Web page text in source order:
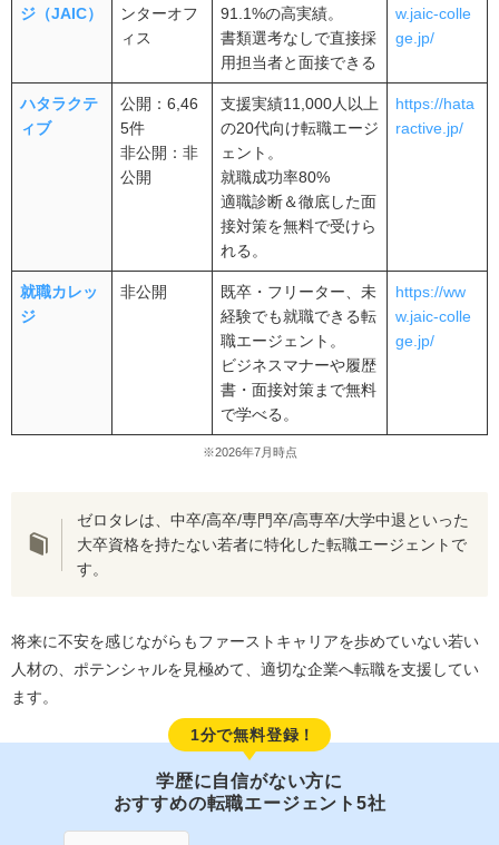
ジ（JAIC）
ンターオフ
ィス
91.1%の高実績。
書類選考なしで直接採
用担当者と面接できる
w.jaic-colle
ge.jp/
ハタラクテ
ィブ
公開：6,46
5件
非公開：非
公開
支援実績11,000人以上
の20代向け転職エージ
ェント。
就職成功率80%
適職診断＆徹底した面
接対策を無料で受けら
れる。
https://hata
ractive.jp/
就職カレッ
ジ
非公開
既卒・フリーター、未
経験でも就職できる転
職エージェント。
ビジネスマナーや履歴
書・面接対策まで無料
で学べる。
https://ww
w.jaic-colle
ge.jp/
※2026年7月時点
ゼロタレは、中卒/高卒/専門卒/高専卒/大学中退といった
大卒資格を持たない若者に特化した転職エージェントで
す。
将来に不安を感じながらもファーストキャリアを歩めていない若い
人材の、ポテンシャルを見極めて、適切な企業へ転職を支援してい
ます。
1分で無料登録！
学歴に自信がない方に
おすすめの転職エージェント5社